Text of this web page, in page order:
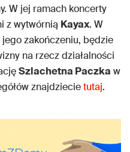
W jej ramach koncerty
z wytwórnią Kayax. W
zakończeniu, będzie
na rzecz działalności
Szlachetna Paczka w
znajdziecietutaj.